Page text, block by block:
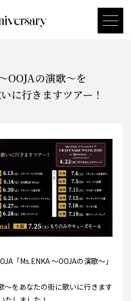
OOJAの演歌〜を
に行きますツアー！
「Ms.ENKA 〜OOJAの演歌〜」
〜をあなたの街に歌いに行きます